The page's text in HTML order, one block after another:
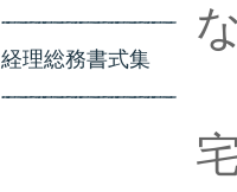
経理総務書式集